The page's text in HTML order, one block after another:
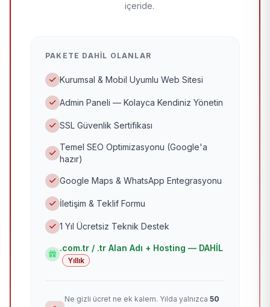
içeride.
PAKETE DAHIL OLANLAR
Kurumsal & Mobil Uyumlu Web Sitesi
Admin Paneli — Kolayca Kendiniz Yönetin
SSL Güvenlik Sertifikası
Temel SEO Optimizasyonu (Google'a
hazır)
Google Maps & WhatsApp Entegrasyonu
İletişim & Teklif Formu
1 Yıl Ücretsiz Teknik Destek
.com.tr / .tr Alan Adı + Hosting — DAHİL
Yıllık
Ne gizli ücret ne ek kalem. Yılda yalnızca 50